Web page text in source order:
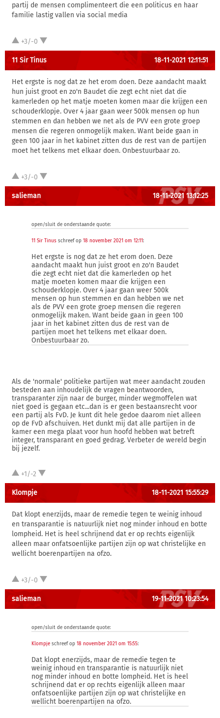
partij de mensen complimenteert die een politicus en haar
familie lastig vallen via social media
+3/-0
11 Sir Tinus 18-11-2021 12:11:51
Het ergste is nog dat ze het erom doen. Deze aandacht maakt
hun juist groot en zo'n Baudet die zegt echt niet dat die
kamerleden op het matje moeten komen maar die krijgen een
schouderklopje. Over 4 jaar gaan weer 500k mensen op hun
stemmen en dan hebben we net als de PVV een grote groep
mensen die regeren onmogelijk maken. Want beide gaan in
geen 100 jaar in het kabinet zitten dus de rest van de partijen
moet het telkens met elkaar doen. Onbestuurbaar zo.
+3/-0
salieman 18-11-2021 13:12:25
open/sluit de onderstaande quote:
11 Sir Tinus schreef op 18 november 2021 om 12:11:
Het ergste is nog dat ze het erom doen. Deze
aandacht maakt hun juist groot en zo'n Baudet
die zegt echt niet dat die kamerleden op het
matje moeten komen maar die krijgen een
schouderklopje. Over 4 jaar gaan weer 500k
mensen op hun stemmen en dan hebben we net
als de PVV een grote groep mensen die regeren
onmogelijk maken. Want beide gaan in geen 100
jaar in het kabinet zitten dus de rest van de
partijen moet het telkens met elkaar doen.
Onbestuurbaar zo.
Als de 'normale' politieke partijen wat meer aandacht zouden
besteden aan inhoudelijk de vragen beantwoorden,
transparanter zijn naar de burger, minder wegmoffelen wat
niet goed is gegaan etc...dan is er geen bestaansrecht voor
een partij als FvD. Je kunt dit hele gedoe daarom niet alleen
op de FvD afschuiven. Het dunkt mij dat alle partijen in de
kamer een mega plaat voor hun hoofd hebben wat betreft
integer, transparant en goed gedrag. Verbeter de wereld begin
bij jezelf.
+1/-2
Klompje 18-11-2021 15:55:29
Dat klopt enerzijds, maar de remedie tegen te weinig inhoud
en transparantie is natuurlijk niet nog minder inhoud en botte
lompheid. Het is heel schrijnend dat er op rechts eigenlijk
alleen maar onfatsoenlijke partijen zijn op wat christelijke en
wellicht boerenpartijen na ofzo.
+3/-0
salieman 19-11-2021 10:23:54
open/sluit de onderstaande quote:
Klompje schreef op 18 november 2021 om 15:55:
Dat klopt enerzijds, maar de remedie tegen te
weinig inhoud en transparantie is natuurlijk niet
nog minder inhoud en botte lompheid. Het is heel
schrijnend dat er op rechts eigenlijk alleen maar
onfatsoenlijke partijen zijn op wat christelijke en
wellicht boerenpartijen na ofzo.